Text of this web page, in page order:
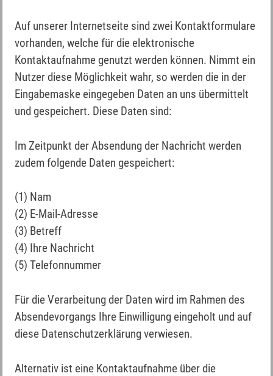
Auf unserer Internetseite sind zwei Kontaktformulare
vorhanden, welche für die elektronische
Kontaktaufnahme genutzt werden können. Nimmt ein
Nutzer diese Möglichkeit wahr, so werden die in der
Eingabemaske eingegeben Daten an uns übermittelt
und gespeichert. Diese Daten sind:
Im Zeitpunkt der Absendung der Nachricht werden
zudem folgende Daten gespeichert:
(1) Nam
(2) E-Mail-Adresse
(3) Betreff
(4) Ihre Nachricht
(5) Telefonnummer
Für die Verarbeitung der Daten wird im Rahmen des
Absendevorgangs Ihre Einwilligung eingeholt und auf
diese Datenschutzerklärung verwiesen.
Alternativ ist eine Kontaktaufnahme über die